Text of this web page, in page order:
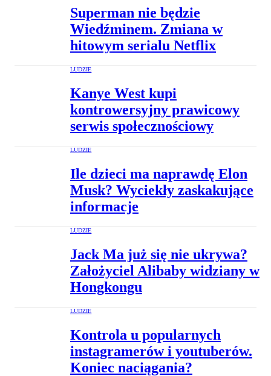
Superman nie będzie
Wiedźminem. Zmiana w
hitowym serialu Netflix
LUDZIE
Kanye West kupi
kontrowersyjny prawicowy
serwis społecznościowy
LUDZIE
Ile dzieci ma naprawdę Elon
Musk? Wyciekły zaskakujące
informacje
LUDZIE
Jack Ma już się nie ukrywa?
Założyciel Alibaby widziany w
Hongkongu
LUDZIE
Kontrola u popularnych
instagramerów i youtuberów.
Koniec naciągania?